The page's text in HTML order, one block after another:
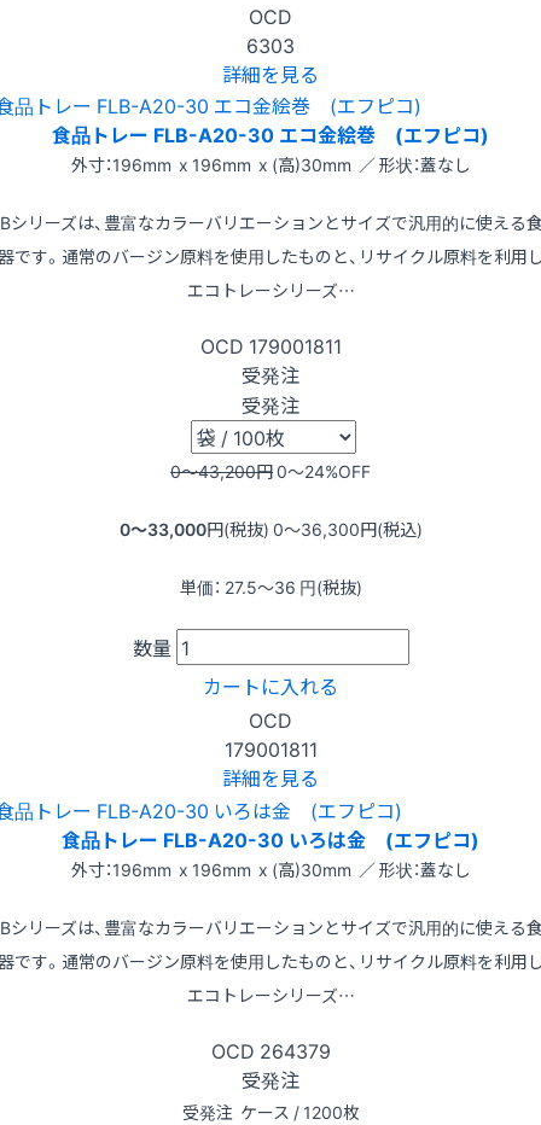
OCD
6303
詳細を見る
食品トレー FLB-A20-30 エコ金絵巻 (エフピコ)
外寸：196mm x 196mm x (高)30mm ／ 形状：蓋なし
シリーズは、豊富なカラーバリエーションとサイズで汎用的に使える
です。通常のバージン原料を使用したものと、リサイクル原料を利用
エコトレーシリーズ…
OCD 179001811
受発注
受発注
0〜43,200円0〜24%OFF
0〜33,000円(税抜) 0〜36,300円(税込)
単価： 27.5〜36 円(税抜)
数量
カートに入れる
OCD
179001811
詳細を見る
食品トレー FLB-A20-30 いろは金 (エフピコ)
外寸：196mm x 196mm x (高)30mm ／ 形状：蓋なし
シリーズは、豊富なカラーバリエーションとサイズで汎用的に使える
です。通常のバージン原料を使用したものと、リサイクル原料を利用
エコトレーシリーズ…
OCD 264379
受発注
受発注 ケース / 1200枚